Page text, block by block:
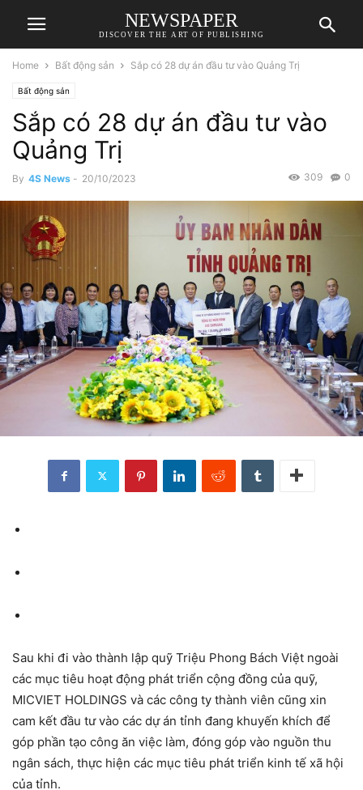
NEWSPAPER
DISCOVER THE ART OF PUBLISHING
Home Bất động sản Sắp có 28 dự án đầu tư vào Quảng Trị
Bất động sản
Sắp có 28 dự án đầu tư vào
Quảng Trị
By 4S News - 20/10/2023 0
309
Sau khi đi vào thành lập quỹ Triệu Phong Bách Việt ngoài
các mục tiêu hoạt động phát triển cộng đồng của quỹ,
MICVIET HOLDINGS và các công ty thành viên cũng xin
cam kết đầu tư vào các dự án tỉnh đang khuyến khích để
góp phần tạo công ăn việc làm, đóng góp vào nguồn thu
ngân sách, thực hiện các mục tiêu phát triển kinh tế xã hội
của tỉnh.